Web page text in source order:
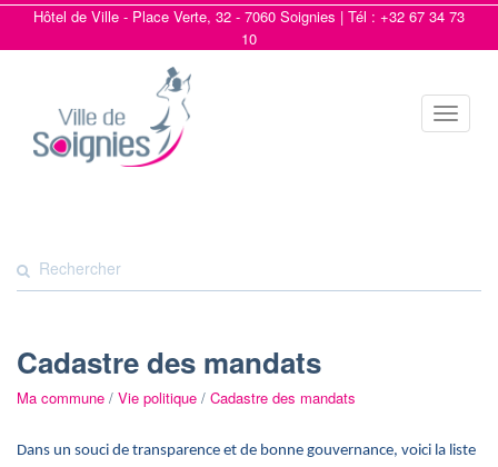
Hôtel de Ville - Place Verte, 32 - 7060 Soignies | Tél : +32 67 34 73
10
Toggle
Cadastre des mandats
Ma commune / Vie politique / Cadastre des mandats
Dans un souci de transparence et de bonne gouvernance, voici la liste